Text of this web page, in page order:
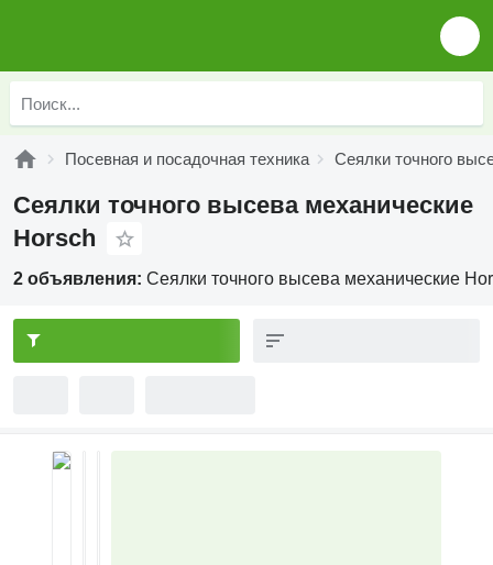
Посевная и посадочная техника Сеялки точного
Сеялки точного высева механические
Horsch
2 объявления: Сеялки точного высева механические